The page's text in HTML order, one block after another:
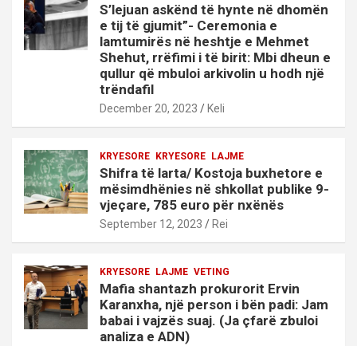
S’lejuan askënd të hynte në dhomën
e tij të gjumit”- Ceremonia e
lamtumirës në heshtje e Mehmet
Shehut, rrëfimi i të birit: Mbi dheun e
qullur që mbuloi arkivolin u hodh një
trëndafil
December 20, 2023 Keli
KRYESORE KRYESORE LAJME
Shifra të larta/ Kostoja buxhetore e
mësimdhënies në shkollat publike 9-
vjeçare, 785 euro për nxënës
September 12, 2023 Rei
KRYESORE LAJME VETING
Mafia shantazh prokurorit Ervin
Karanxha, një person i bën padi: Jam
babai i vajzës suaj. (Ja çfarë zbuloi
analiza e ADN)